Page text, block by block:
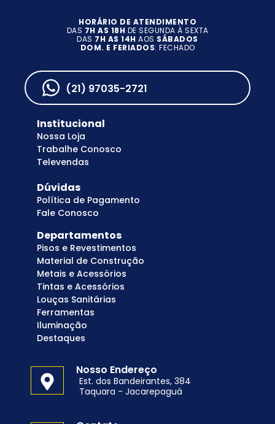
HORÁRIO DE ATENDIMENTO
DAS 7H AS 18H DE SEGUNDA À SEXTA
DAS 7H AS 14H AOS SÁBADOS
DOM. E FERIADOS: FECHADO
(21) 97035-2721
Institucional
Nossa Loja
Trabalhe Conosco
Televendas
Dúvidas
Política de Pagamento
Fale Conosco
Departamentos
Pisos e Revestimentos
Material de Construção
Metais e Acessórios
Tintas e Acessórios
Louças Sanitárias
Ferramentas
Iluminação
Destaques
Nosso Endereço
Est. dos Bandeirantes, 384
Taquara - Jacarepaguá